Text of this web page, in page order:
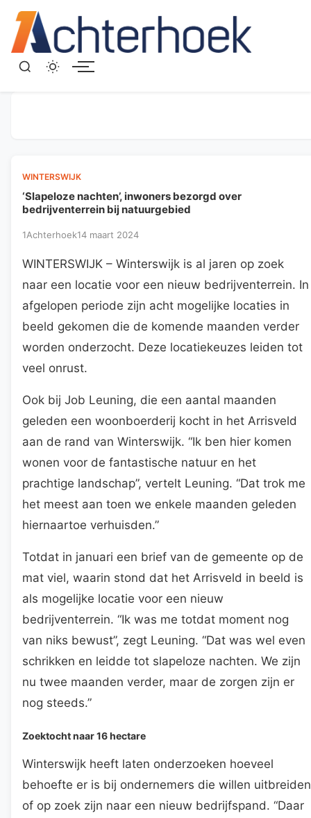
WINTERSWIJK
‘Slapeloze nachten’, inwoners bezorgd over
bedrijventerrein bij natuurgebied
1Achterhoek14 maart 2024
WINTERSWIJK – Winterswijk is al jaren op zoek
naar een locatie voor een nieuw bedrijventerrein. In
afgelopen periode zijn acht mogelijke locaties in
beeld gekomen die de komende maanden verder
worden onderzocht. Deze locatiekeuzes leiden tot
veel onrust.
Ook bij Job Leuning, die een aantal maanden
geleden een woonboerderij kocht in het Arrisveld
aan de rand van Winterswijk. “Ik ben hier komen
wonen voor de fantastische natuur en het
prachtige landschap”, vertelt Leuning. “Dat trok me
het meest aan toen we enkele maanden geleden
hiernaartoe verhuisden.”
Totdat in januari een brief van de gemeente op de
mat viel, waarin stond dat het Arrisveld in beeld is
als mogelijke locatie voor een nieuw
bedrijventerrein. “Ik was me totdat moment nog
van niks bewust”, zegt Leuning. “Dat was wel even
schrikken en leidde tot slapeloze nachten. We zijn
nu twee maanden verder, maar de zorgen zijn er
nog steeds.”
Zoektocht naar 16 hectare
Winterswijk heeft laten onderzoeken hoeveel
behoefte er is bij ondernemers die willen uitbreiden
of op zoek zijn naar een nieuw bedrijfspand. “Daar